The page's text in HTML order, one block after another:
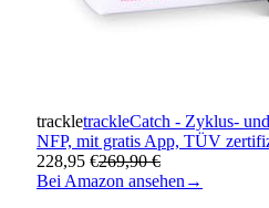
trackletrackleCatch - Zyklus-
NFP, mit gratis App, TÜV
228,95 €269,90 €
Bei Amazon ansehen →